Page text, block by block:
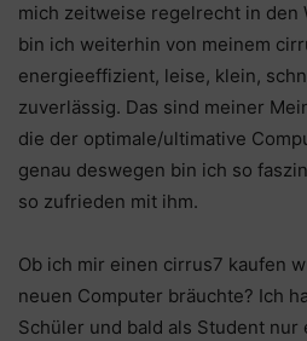
mich zeitweise regelrecht in den
bin ich weiterhin von meinem
energieeffizient, leise, klein,
zuverlässig. Das sind meiner
die der optimale/ultimative
genau deswegen bin ich so
so zufrieden mit ihm.
Ob ich mir einen cirrus7 kaufen
neuen Computer bräuchte? Ich
Schüler und bald als Student nur